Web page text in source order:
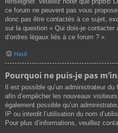
ce forum ne peuvent pas vous
donc pas être contactés à ce sujet,
sur la question « Qui dois-je contacter
d’ordres légaux liés à ce forum ? ».
Haut
Pourquoi ne puis-je pas
Il est possible qu’un administrateur
afin d’empêcher les nouveaux
également possible qu’un
IP ou interdit l’utilisation du nom
Pour plus d’informations, veuillez